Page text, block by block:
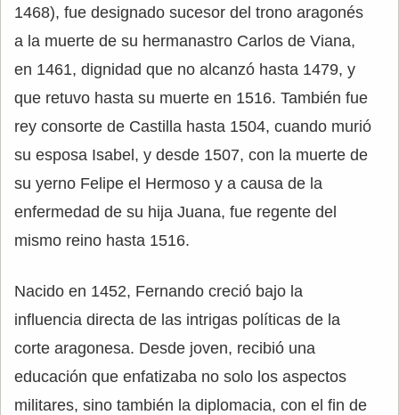
1468), fue designado sucesor del trono aragonés
a la muerte de su hermanastro Carlos de Viana,
en 1461, dignidad que no alcanzó hasta 1479, y
que retuvo hasta su muerte en 1516. También fue
rey consorte de Castilla hasta 1504, cuando murió
su esposa Isabel, y desde 1507, con la muerte de
su yerno Felipe el Hermoso y a causa de la
enfermedad de su hija Juana, fue regente del
mismo reino hasta 1516.
Nacido en 1452, Fernando creció bajo la
influencia directa de las intrigas políticas de la
corte aragonesa. Desde joven, recibió una
educación que enfatizaba no solo los aspectos
militares, sino también la diplomacia, con el fin de